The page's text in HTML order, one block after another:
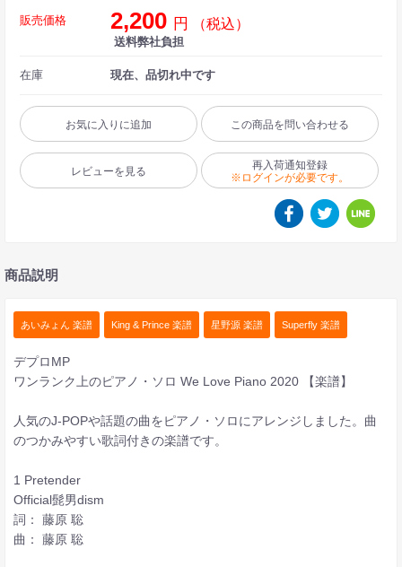
販売価格 2,200 円 （税込）
送料弊社負担
在庫 現在、品切れ中です
お気に入りに追加 この商品を問い合わせる
レビューを見る
再入荷通知登録
※ログインが必要です。
商品説明
あいみょん 楽譜 King & Prince 楽譜 星野源 楽譜 Superfly 楽譜
デプロMP
ワンランク上のピアノ・ソロ We Love Piano 2020 【楽譜】
人気のJ-POPや話題の曲をピアノ・ソロにアレンジしました。曲
のつかみやすい歌詞付きの楽譜です。
1 Pretender
Official髭男dism
詞： 藤原 聡
曲： 藤原 聡